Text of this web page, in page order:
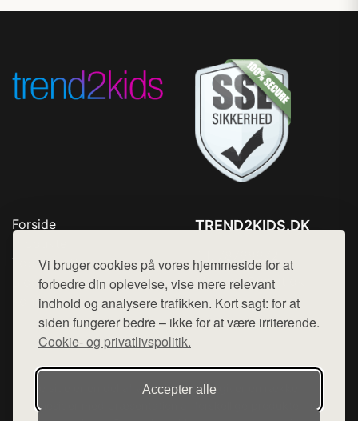
Vi bruger cookies på vores hjemmeside for at
forbedre din oplevelse, vise mere relevant
indhold og analysere trafikken. Kort sagt: for at
siden fungerer bedre – ikke for at være irriterende.
Cookie- og privatlivspolitik.
Accepter alle
Forside
Top Rabatter
Blog
Kontakt
TREND2KIDS.DK
Mail: hej@want.dk
Cookie- og privatlivspolitik
Denne side er en del af want.dk, der udgiver en række
hjemmesider med præsentation af forskellige produkter fra